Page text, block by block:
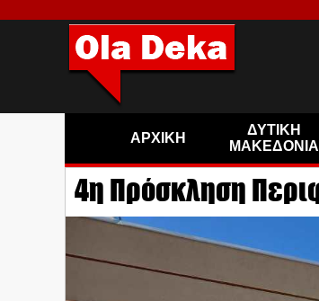
ΑΡΧΙΚΗ
ΔΥΤΙΚΗ
ΜΑΚΕΔΟΝΙΑ
4η Πρόσκληση